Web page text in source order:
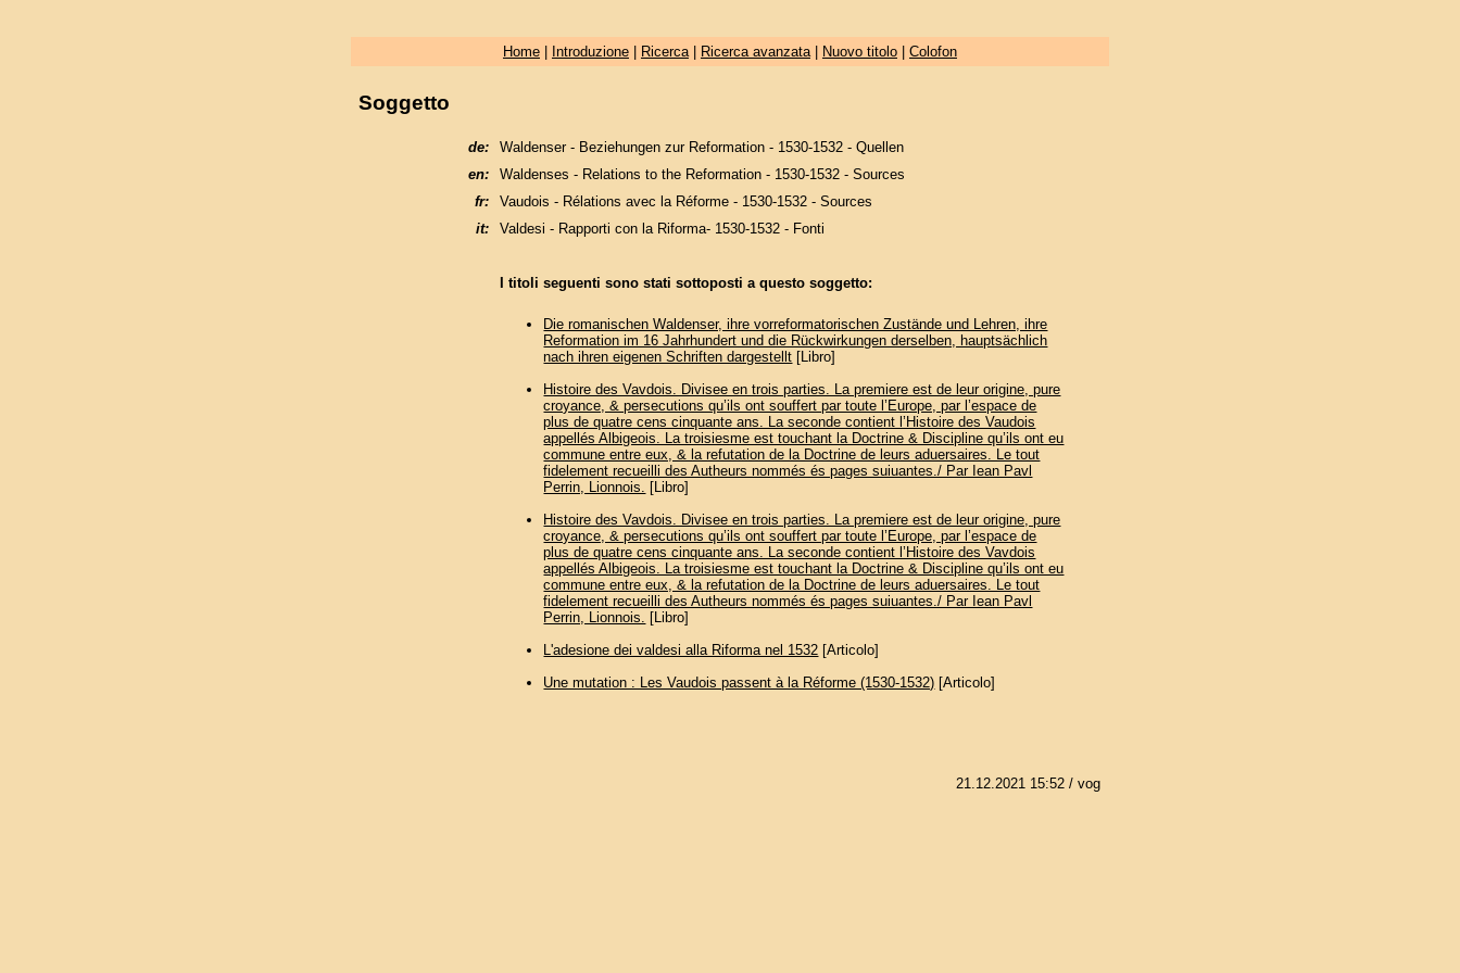
Home| Introduzione| Ricerca| Ricerca avanzata| Nuovo titolo| Colofon
Soggetto
de:
Waldenser - Beziehungen zur Reformation - 1530-1532 - Quellen
en:
Waldenses - Relations to the Reformation - 1530-1532 - Sources
fr:
Vaudois - Rélations avec la Réforme - 1530-1532 - Sources
it:
Valdesi - Rapporti con la Riforma- 1530-1532 - Fonti
I titoli seguenti sono stati sottoposti a questo soggetto:
Die romanischen Waldenser, ihre vorreformatorischen Zustände und Lehren, ihre
Reformation im 16 Jahrhundert und die Rückwirkungen derselben, hauptsächlich
nach ihren eigenen Schriften dargestellt [Libro]
Histoire des Vavdois. Divisee en trois parties. La premiere est de leur origine, pure
croyance, & persecutions qu’ils ont souffert par toute l’Europe, par l’espace de
plus de quatre cens cinquante ans. La seconde contient l’Histoire des Vaudois
appellés Albigeois. La troisiesme est touchant la Doctrine & Discipline qu’ils ont eu
commune entre eux, & la refutation de la Doctrine de leurs aduersaires. Le tout
fidelement recueilli des Autheurs nommés és pages suiuantes./ Par Iean Pavl
Perrin, Lionnois. [Libro]
Histoire des Vavdois. Divisee en trois parties. La premiere est de leur origine, pure
croyance, & persecutions qu’ils ont souffert par toute l’Europe, par l’espace de
plus de quatre cens cinquante ans. La seconde contient l’Histoire des Vavdois
appellés Albigeois. La troisiesme est touchant la Doctrine & Discipline qu’ils ont eu
commune entre eux, & la refutation de la Doctrine de leurs aduersaires. Le tout
fidelement recueilli des Autheurs nommés és pages suiuantes./ Par Iean Pavl
Perrin, Lionnois. [Libro]
L'adesione dei valdesi alla Riforma nel 1532 [Articolo]
Une mutation : Les Vaudois passent à la Réforme (1530-1532) [Articolo]
21.12.2021 15:52/ vog